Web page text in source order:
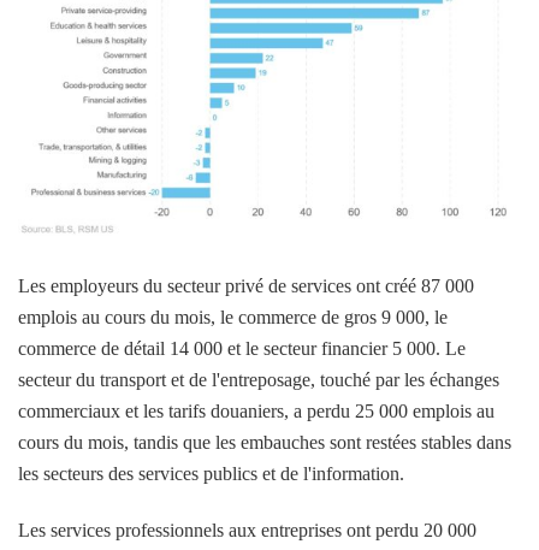
Les employeurs du secteur privé de services ont créé 87 000
emplois au cours du mois, le commerce de gros 9 000, le
commerce de détail 14 000 et le secteur financier 5 000. Le
secteur du transport et de l'entreposage, touché par les échanges
commerciaux et les tarifs douaniers, a perdu 25 000 emplois au
cours du mois, tandis que les embauches sont restées stables dans
les secteurs des services publics et de l'information.
Les services professionnels aux entreprises ont perdu 20 000